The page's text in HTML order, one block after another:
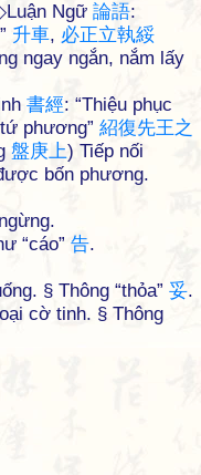
Ngữ 論語:
升車, 必正立執綏
ngay ngắn, nắm lấy
書經: “Thiệu phục
phương” 紹復先王之
盤庚上) Tiếp nối
bốn phương.
“cáo” 告.
§ Thông “thỏa” 妥.
cờ tinh. § Thông